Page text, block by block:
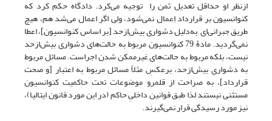
ازنظر او حداقل تعدیل ثمن را توجیه می‌کرد. دادگاه حکم کرد که
کنوانسیون بر قرارداد اِعمال نمی‌شود، ولی اگر اعمال می‌شد هم، هیچ
طریق جبرانی‌ای به‌دلیل دشواری بیش‌ازحد [بر اساس کنوانسیون]، اعطا
نمی‌گردید. مادۀ 79 کنوانسیون مربوط به حالت‌های دشواری بیش‌ازحد
نیست، بلکه مربوط به حالت‌های غیرممکن شدن اجراست. مسائل مربوط
به دشواریِ بیش‌ازحد، برعکسِ مثلاً مسائل مربوط به اعتبار [و صحت
قرارداد]، به صراحت از قلمرو موضوعات تحت حاکمیت کنوانسیون
مستثنی نیستند لذا طبق قوانین داخلیِ حاکم (در این مورد قانون ایتالیا)،
نیز مورد رسیدگی قرار نمی‌گیرند.